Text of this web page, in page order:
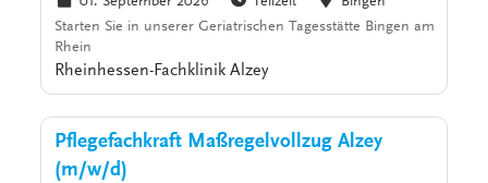
Starten Sie in unserer Geriatrischen Tagesstätte Bingen am
Rhein
Rheinhessen-Fachklinik Alzey
Pflegefachkraft Maßregelvollzug Alzey
(m/w/d)